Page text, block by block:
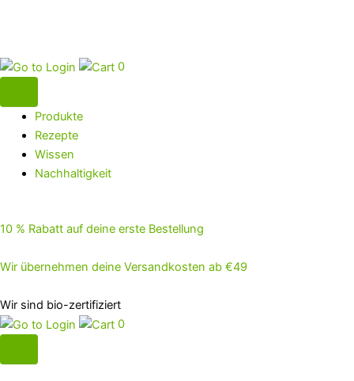
0
Produkte
Rezepte
Wissen
Nachhaltigkeit
10 % Rabatt auf deine erste Bestellung
Wir übernehmen deine Versandkosten ab €49
Wir sind bio-zertifiziert
0